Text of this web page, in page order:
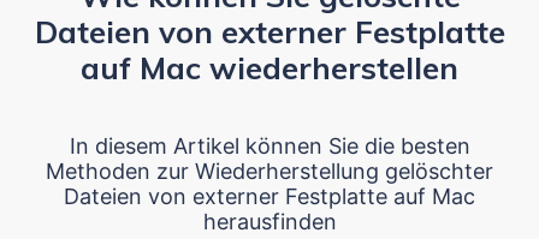
Lösungen
Support
Recoverit für Windows
KI
Ein führendes Tool zur Datenrettung für Windows
Recoverit für Mac
KI
Wiederherstellung von Laufwerken
Exklusive Wiederherstellungsl?sungen Neu
Ressourcen
Experte für Datenrettung
Guide
Dateien von externer Festplatte
auf Mac wiederherstellen
In diesem Artikel können Sie die besten
Methoden zur Wiederherstellung gelöschter
Dateien von externer Festplatte auf Mac
herausfinden